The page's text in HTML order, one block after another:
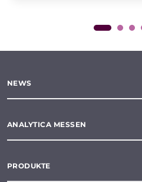
NEWS
ANALYTICA MESSEN
PRODUKTE